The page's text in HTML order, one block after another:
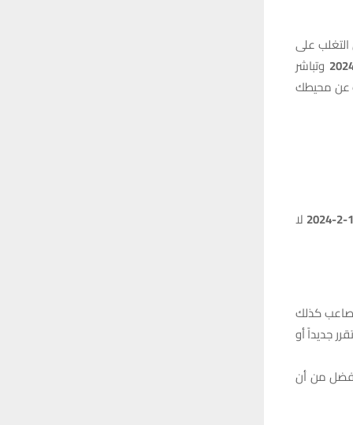
من التغلب على
وتباشر
عن محيطك
-2024 لا
كذلك
جديداً أو
من أن